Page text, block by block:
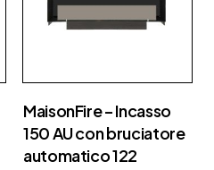
MaisonFire – Incasso
150 AU con bruciatore
automatico 122